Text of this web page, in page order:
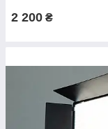
2 200 ₴